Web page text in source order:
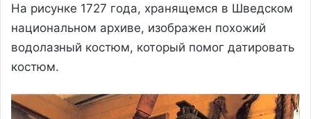
На рисунке 1727 года, хранящемся в Шведском
национальном архиве, изображен похожий
водолазный костюм, который помог датировать
костюм.